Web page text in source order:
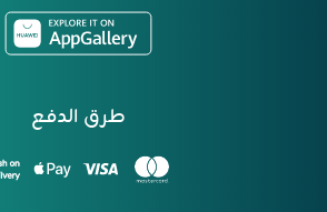
طرق الدفع